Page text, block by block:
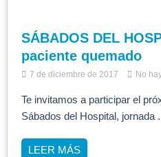
SÁBADOS DEL
paciente quemado
7 de diciembre de 2017 No
Te invitamos a participar el
Sábados del Hospital, jornada
LEER MÁS